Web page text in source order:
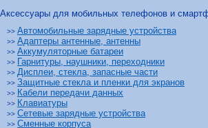
Аксессуары для мобильных телефонов и
>> Автомобильные зарядные устройства
>> Адаптеры антенные, антенны
>> Аккумуляторные батареи
>> Гарнитуры, наушники, переходники
>> Дисплеи, стекла, запасные части
>> Защитные стекла и пленки для экранов
>> Кабели передачи данных
>> Клавиатуры
>> Сетевые зарядные устройства
>> Сменные корпуса